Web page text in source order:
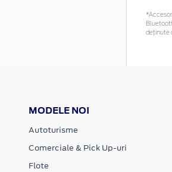
deținute
MODELE NOI
Autoturisme
Comerciale & Pick Up-uri
Flote